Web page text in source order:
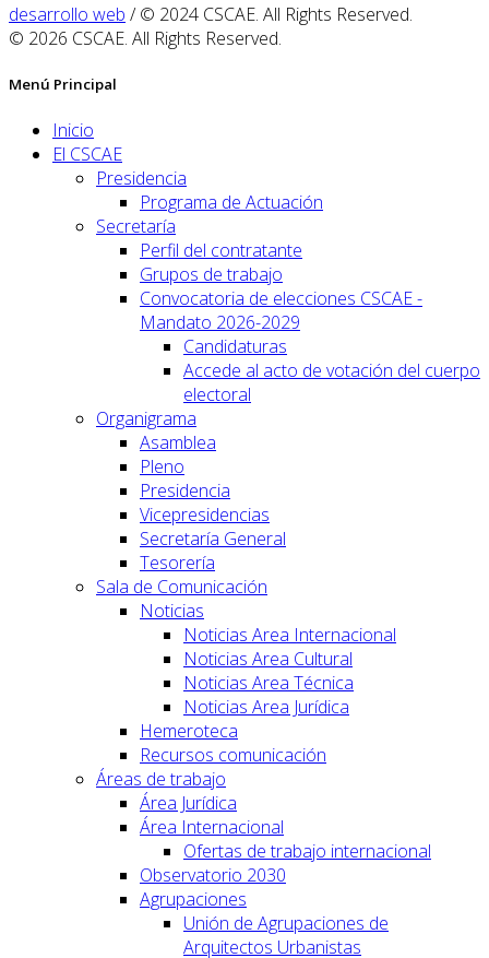
desarrollo web / © 2024 CSCAE. All Rights Reserved.
© 2026 CSCAE. All Rights Reserved.
Menú Principal
Inicio
El CSCAE
Presidencia
Programa de Actuación
Secretaría
Perfil del contratante
Grupos de trabajo
Convocatoria de elecciones CSCAE -
Mandato 2026-2029
Candidaturas
Accede al acto de votación del cuerpo
electoral
Organigrama
Asamblea
Pleno
Presidencia
Vicepresidencias
Secretaría General
Tesorería
Sala de Comunicación
Noticias
Noticias Area Internacional
Noticias Area Cultural
Noticias Area Técnica
Noticias Area Jurídica
Hemeroteca
Recursos comunicación
Áreas de trabajo
Área Jurídica
Área Internacional
Ofertas de trabajo internacional
Observatorio 2030
Agrupaciones
Unión de Agrupaciones de
Arquitectos Urbanistas